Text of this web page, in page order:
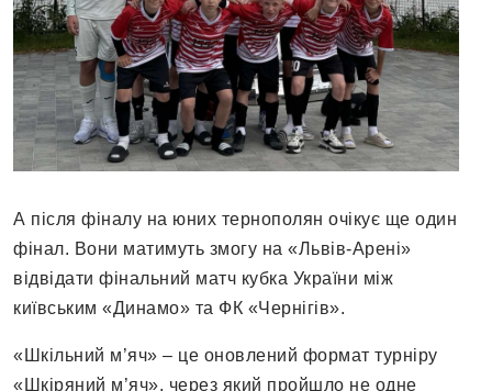
А після фіналу на юних тернополян очікує ще один
фінал. Вони матимуть змогу на «Львів-Арені»
відвідати фінальний матч кубка України між
київським «Динамо» та ФК «Чернігів».
«Шкільний м’яч» – це оновлений формат турніру
«Шкіряний м’яч», через який пройшло не одне